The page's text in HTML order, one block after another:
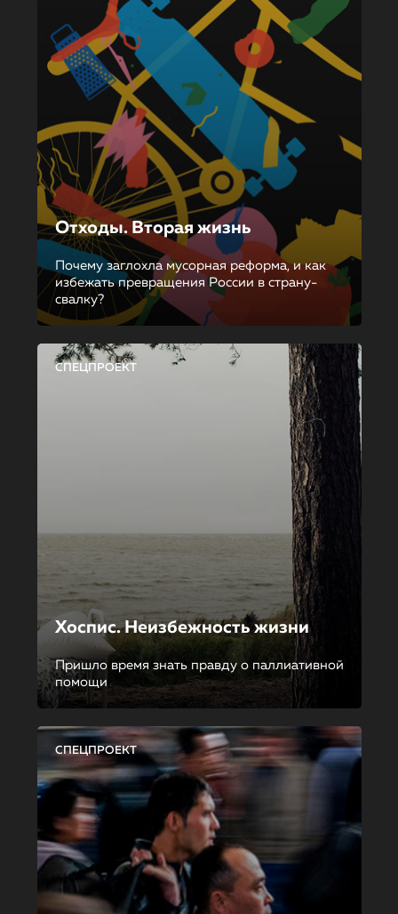
Отходы. Вторая жизнь
Почему заглохла мусорная реформа, и как
избежать превращения России в страну-
свалку?
СПЕЦПРОЕКТ
Хоспис. Неизбежность жизни
Пришло время знать правду о паллиативной
помощи
СПЕЦПРОЕКТ